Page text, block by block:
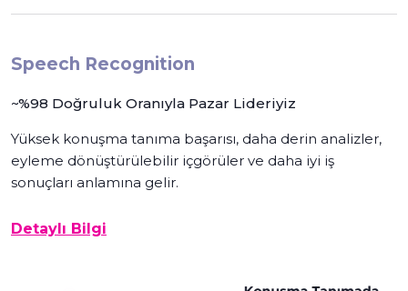
Speech Recognition
~%98 Doğruluk Oranıyla Pazar Lideriyiz
Yüksek konuşma tanıma başarısı, daha derin analizler,
eyleme dönüştürülebilir içgörüler ve daha iyi iş
sonuçları anlamına gelir.
Detaylı Bilgi